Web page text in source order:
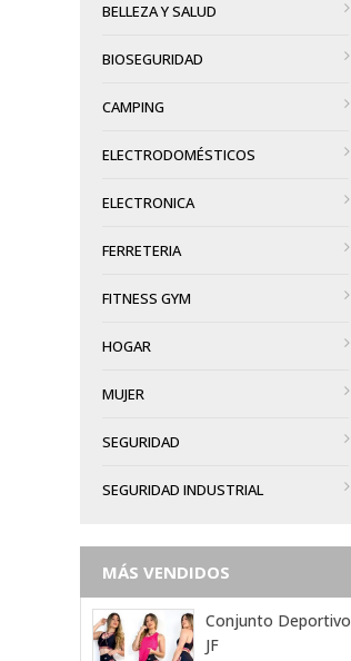
BELLEZA Y SALUD
BIOSEGURIDAD
CAMPING
ELECTRODOMÉSTICOS
ELECTRONICA
FERRETERIA
FITNESS GYM
HOGAR
MUJER
SEGURIDAD
SEGURIDAD INDUSTRIAL
MÁS VENDIDOS
Conjunto Deportivo
JF